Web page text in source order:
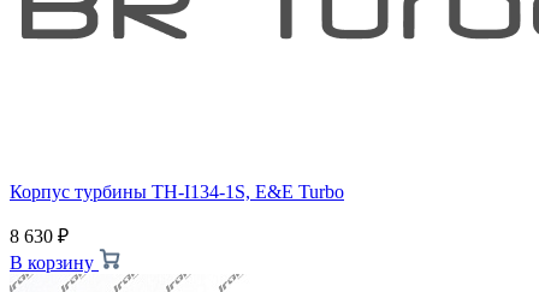
Корпус турбины TH-I134-1S, E&E Turbo
8 630 ₽
В корзину